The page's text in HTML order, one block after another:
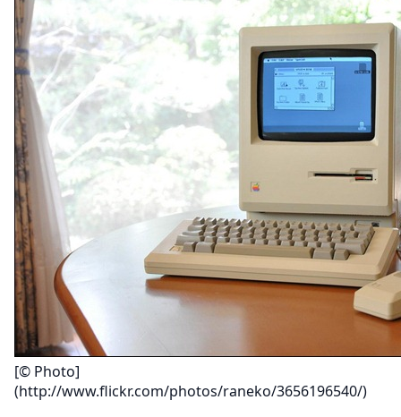
[© Photo]
(http://www.flickr.com/photos/raneko/3656196540/)